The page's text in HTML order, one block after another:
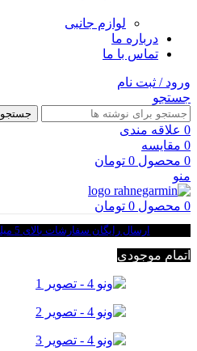
لوازم جانبی
درباره ما
تماس با ما
ورود / ثبت نام
جستجو
جستجو
0 علاقه مندی
0 مقایسه
0 محصول 0 تومان
منو
0 محصول 0 تومان
ارسال رایگان سفارشات بالای 5 میلیون تومان به سراسر ایران
اتمام موجودی